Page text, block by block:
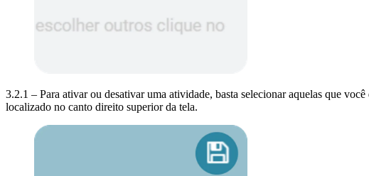
3.2.1 – Para ativar ou desativar uma atividade, basta selecionar aquelas que
localizado no canto direito superior da tela.